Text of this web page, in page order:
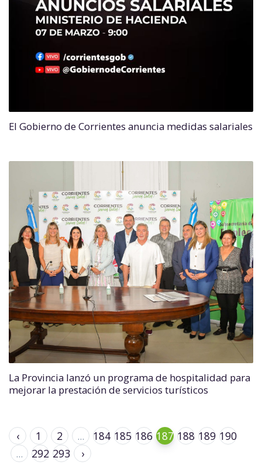
El Gobierno de Corrientes anuncia medidas salariales
La Provincia lanzó un programa de hospitalidad para
mejorar la prestación de servicios turísticos
‹ 1 2 ... 184 185 186 187 188 189 190
...
292 293 ›